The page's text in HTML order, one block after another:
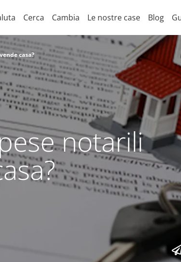
Cerca Cambia Le nostre case Blog
casa?
notarili